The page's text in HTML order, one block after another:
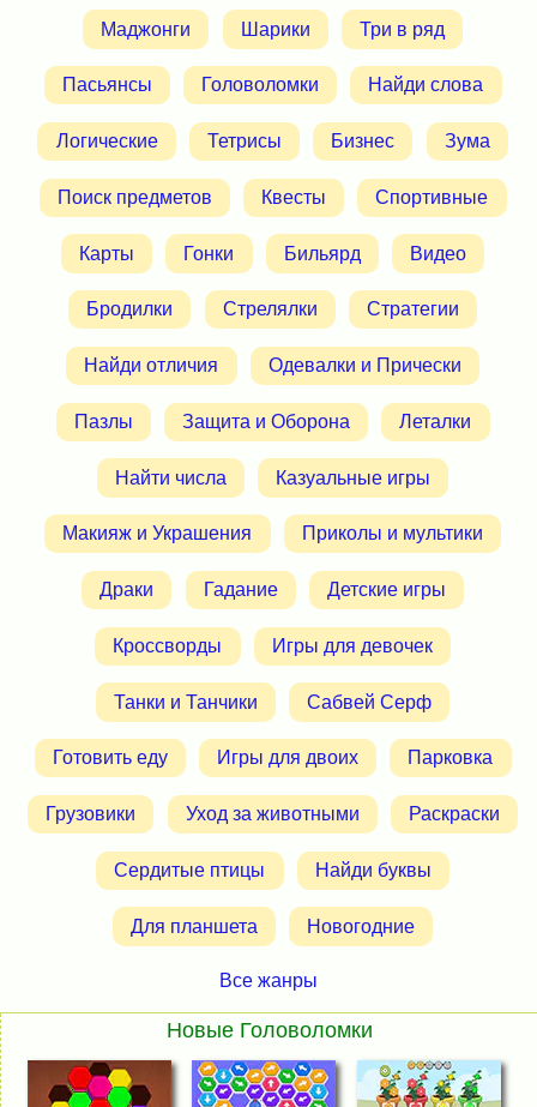
Маджонги Шарики Три в ряд
Пасьянсы Головоломки Найди слова
Логические Тетрисы Бизнес Зума
Поиск предметов Квесты Спортивные
Карты Гонки Бильярд Видео
Бродилки Стрелялки Стратегии
Найди отличия Одевалки и Прически
Пазлы Защита и Оборона Леталки
Найти числа Казуальные игры
Макияж и Украшения Приколы и мультики
Драки Гадание Детские игры
Кроссворды Игры для девочек
Танки и Танчики Сабвей Серф
Готовить еду Игры для двоих Парковка
Грузовики Уход за животными Раскраски
Сердитые птицы Найди буквы
Для планшета Новогодние
Все жанры
Новые Головоломки